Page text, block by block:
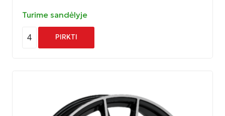
Turime sandėlyje
4 PIRKTI